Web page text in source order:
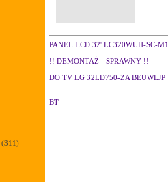
(311)
PANEL LCD 32' LC320WUH-SC-M1
!! DEMONTAŻ - SPRAWNY !!
DO TV LG 32LD750-ZA BEUWLJP
BT